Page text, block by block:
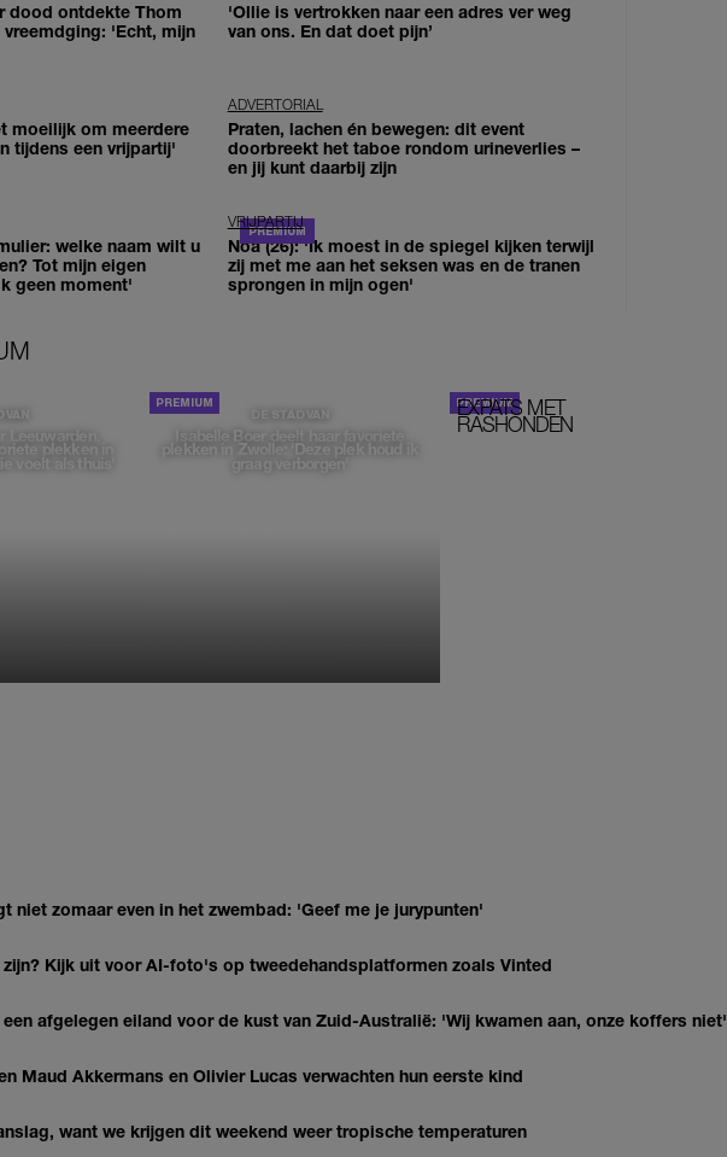
dood ontdekte Thom
vreemdging: 'Echt, mijn
'Ollie is vertrokken naar een adres ver weg
van ons. En dat doet pijn’
moeilijk om meerdere
tijdens een vrijpartij'
ADVERTORIAL
Praten, lachen én bewegen: dit event
doorbreekt het taboe rondom urineverlies –
en jij kunt daarbij zijn
welke naam wilt u
Tot mijn eigen
geen moment'
VRIJPARTIJ
Noa (26): 'Ik moest in de spiegel kijken terwijl
zij met me aan het seksen was en de tranen
sprongen in mijn ogen'
Leeuwarden,
plekken in
voelt als thuis'
DE STAD VAN
Isabelle Boer deelt haar favoriete
plekken in Zwolle: 'Deze plek houd ik
graag verborgen'
EXPATS MET
RASHONDEN
niet zomaar even in het zwembad: 'Geef me je jurypunten'
Kijk uit voor AI-foto's op tweedehandsplatformen zoals Vinted
afgelegen eiland voor de kust van Zuid-Australië: 'Wij kwamen aan, onze koffers niet'
Maud Akkermans en Olivier Lucas verwachten hun eerste kind
want we krijgen dit weekend weer tropische temperaturen